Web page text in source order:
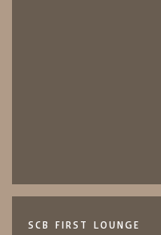
SCB FIRST LOUNGE